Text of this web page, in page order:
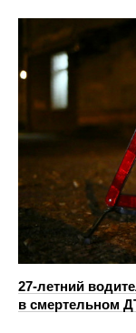
27-летний
в смертельном